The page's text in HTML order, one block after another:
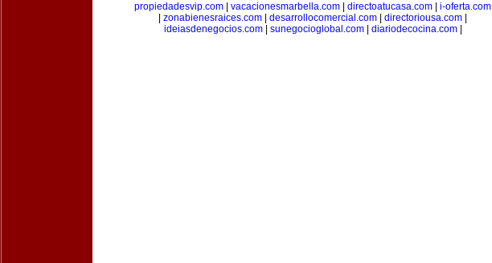
propiedadesvip.com
vacacionesmarbella.com directoatucasa.com
i-oferta.com
zonabienesraices.com desarrollocomercial.com directoriousa.com
ideiasdenegocios.com| sunegocioglobal.com| diariodecocina.com|